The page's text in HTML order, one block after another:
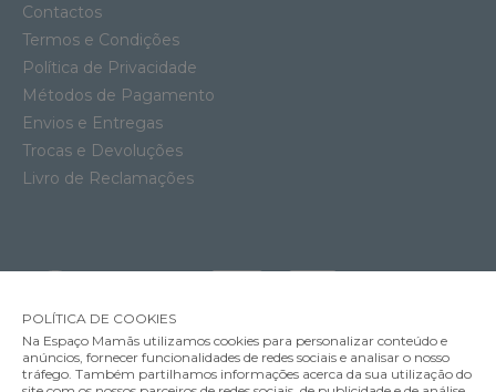
Contactos
Termos e Condições
Política de Privacidade
Métodos de Pagamento
Envios e Entregas
Trocas e Devoluções
Livro de Reclamações
POLÍTICA DE COOKIES
Na Espaço Mamãs utilizamos cookies para personalizar conteúdo e
anúncios, fornecer funcionalidades de redes sociais e analisar o nosso
tráfego. Também partilhamos informações acerca da sua utilização do